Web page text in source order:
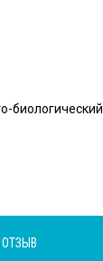
биологический